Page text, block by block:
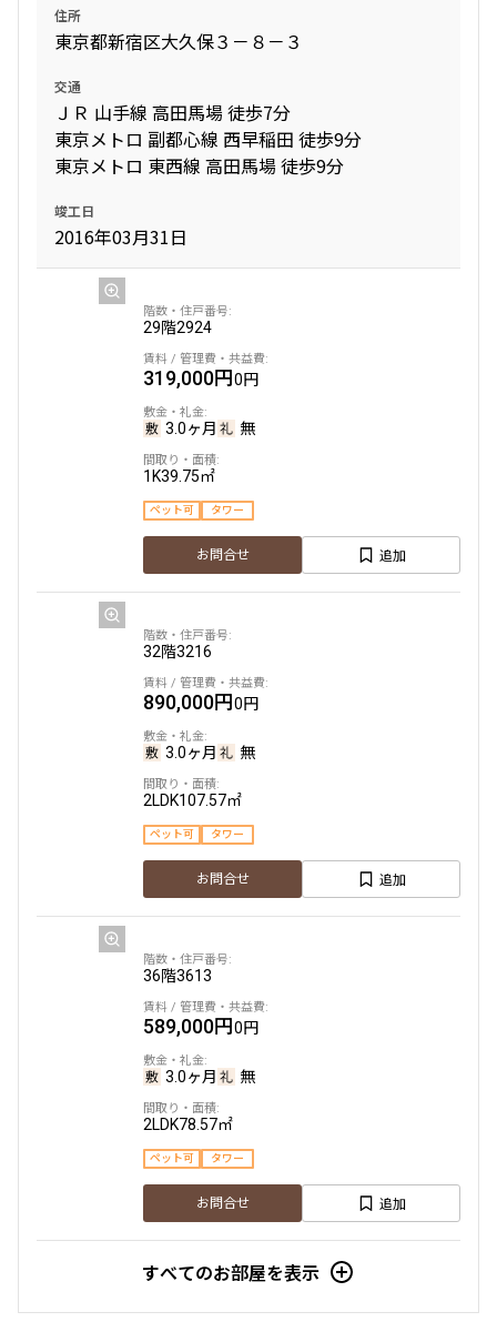
住所
東京都新宿区大久保３－８－３
交通
ＪＲ 山手線 高田馬場 徒歩7分
東京メトロ 副都心線 西早稲田 徒歩9分
東京メトロ 東西線 高田馬場 徒歩9分
竣工日
2016年03月31日
29階2924
319,000円0円
3.0ヶ月 無
1K39.75㎡
ペット可 タワー
お問合せ 追加
32階3216
890,000円0円
3.0ヶ月 無
2LDK107.57㎡
ペット可 タワー
お問合せ 追加
36階3613
589,000円0円
3.0ヶ月 無
2LDK78.57㎡
ペット可 タワー
お問合せ 追加
すべてのお部屋を表示